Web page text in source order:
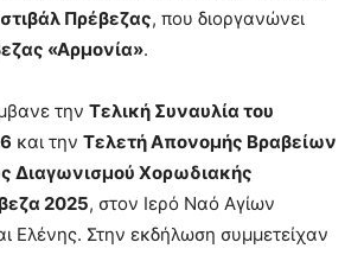
Πρέβεζας, που διοργανώνει
«Αρμονία».
την Τελική Συναυλία του
και την Τελετή Απονομής Βραβείων
Διαγωνισμού Χορωδιακής
2025, στον Ιερό Ναό Αγίων
Ελένης. Στην εκδήλωση συμμετείχαν